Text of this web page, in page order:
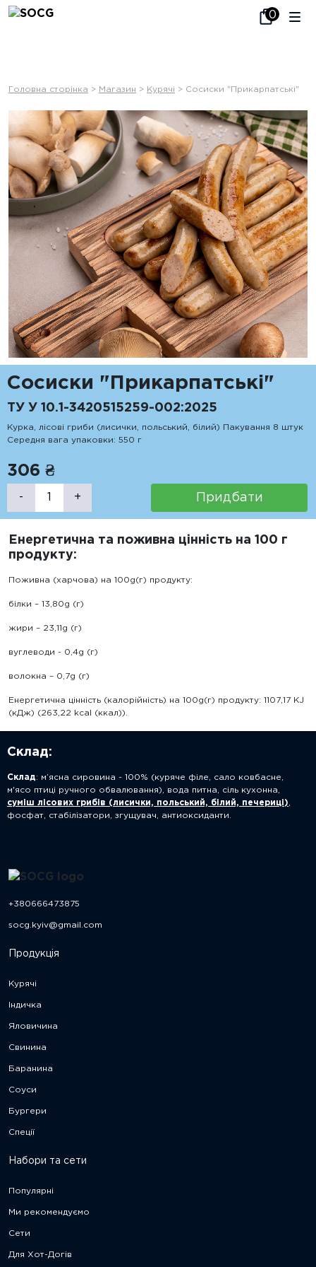
Головна сторінка > Магазин > Курячі > Сосиски "Прикарпатські"
Сосиски "Прикарпатські"
ТУ У 10.1-3420515259-002:2025
Курка, лісові гриби (лисички, польський, білий) Пакування 8 штук
Середня вага упаковки: 550 г
306 ₴
- + Придбати
Енергетична та поживна цінність на 100 г
продукту:
Поживна (харчова) на 100g(г) продукту:
білки – 13,80g (г)
жири – 23,11g (г)
вуглеводи - 0,4g (г)
волокна – 0,7g (г)
Енергетична цінність (калорійність) на 100g(г) продукту: 1107,17 KJ
(кДж) (263,22 kcal (ккал)).
Склад:
Склад: м’ясна сировина - 100% (куряче філе, сало ковбасне,
м'ясо птиці ручного обвалювання), вода питна, сіль кухонна,
суміш лісових грибів (лисички, польський, білий, печериці)
фосфат, стабілізатори, згущувач, антиоксиданти.
+380666473875
socg.kyiv@gmail.com
Продукція
Курячі
Індичка
Яловичина
Свинина
Баранина
Соуси
Бургери
Спеції
Набори та сети
Популярні
Ми рекомендуємо
Сети
Для Хот-Догів